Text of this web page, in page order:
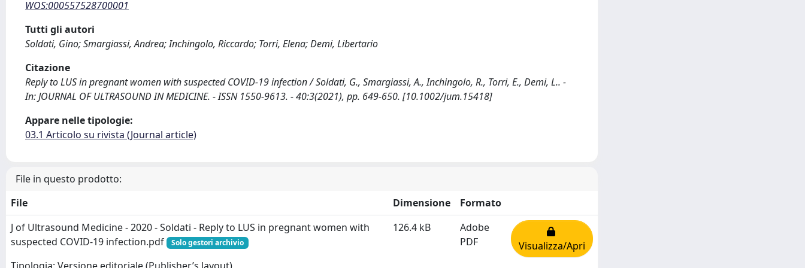
WOS:000557528700001
Tutti gli autori
Soldati, Gino; Smargiassi, Andrea; Inchingolo, Riccardo; Torri, Elena; Demi, Libertario
Citazione
Reply to LUS in pregnant women with suspected COVID-19 infection / Soldati, G., Smargiassi, A., Inchingolo, R., Torri, E., Demi, L.. -
In: JOURNAL OF ULTRASOUND IN MEDICINE. - ISSN 1550-9613. - 40:3(2021), pp. 649-650. [10.1002/jum.15418]
Appare nelle tipologie:
03.1 Articolo su rivista (Journal article)
File in questo prodotto:
File
Dimensione
Formato
J of Ultrasound Medicine - 2020 - Soldati - Reply to LUS in pregnant women with
suspected COVID‐19 infection.pdf
Solo gestori archivio
126.4 kB
Adobe
PDF
Visualizza/Apri